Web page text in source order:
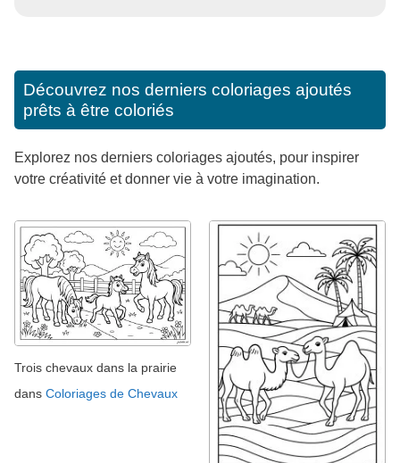
Découvrez nos derniers coloriages ajoutés
prêts à être coloriés
Explorez nos derniers coloriages ajoutés, pour inspirer
votre créativité et donner vie à votre imagination.
Trois chevaux dans la prairie
dans Coloriages de Chevaux